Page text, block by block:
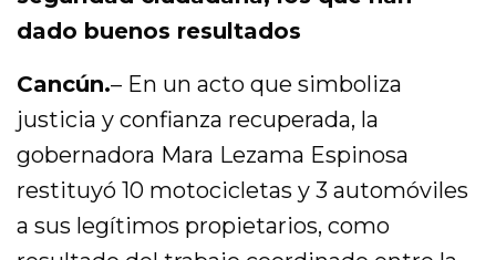
dado buenos resultados
Cancún.– En un acto que simboliza
justicia y confianza recuperada, la
gobernadora Mara Lezama Espinosa
restituyó 10 motocicletas y 3 automóviles
a sus legítimos propietarios, como